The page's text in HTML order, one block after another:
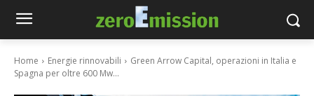
Home Energie rinnovabili
Green Arrow Capital, operazioni in Italia e
Spagna per oltre 600 Mw...